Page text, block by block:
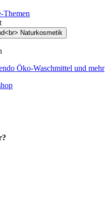
Öko-Waschmittel und mehr